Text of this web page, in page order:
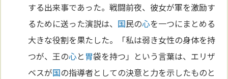
する出来事であった。戦闘前夜、彼女が軍を激励す
るために送った演説は、 国民の心を一つにまとめる
大きな役割を果たした。「私は弱き女性の身体を持
つが、王の心と 胃袋を持つ」という言葉は、エリザ
ベスが国の指導者としての決意と力を示したものと